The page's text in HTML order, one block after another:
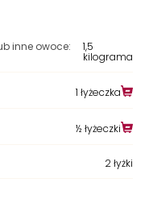
inne owoce: 1,5
kilograma
1 łyżeczka
½ łyżeczki
2 łyżki